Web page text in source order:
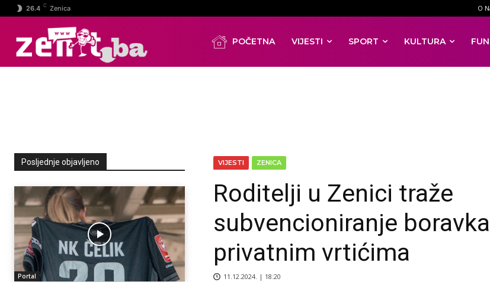
26.4 C Zenica O
POČETNA VIJESTI SPORT KULTURA FUN
Posljednje objavljeno
Portal
VIJESTI ZENICA
Roditelji u Zenici traže
subvencioniranje
privatnim vrtićima
11.12.2024. | 18:20